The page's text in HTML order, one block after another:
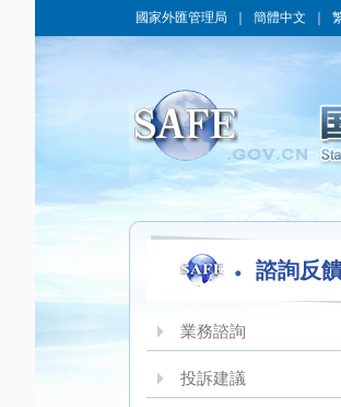
國家外匯管理局 簡體中文
諮詢反
業務諮詢
投訴建議